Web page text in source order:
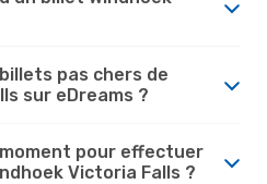
pas chers de
sur eDreams ?
pour effectuer
Victoria Falls ?